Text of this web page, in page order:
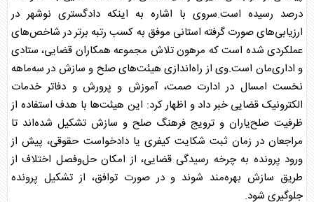
درصد رسیده است.سروی با اشاره به اینکه دادگستری نوشهر در
ارزیابی‌های صورت گرفته استانی موفق به کسب رتبه برتر در شاخص‌های
عملکردی شده است که مرهون تلاش مجموعه همکاران قضایی، ستادی
و اداری‌مان است.وی از راه‌اندازی هیئت‌های صلح و سازش در سه‌ماهه
نخست امسال در ادارت صمت، آموزش و پرورش و دفاتر خدمات
الکترونیک قضایی خبر داد و اظهار کرد: این هیئت‌ها با هدف استفاده از
ظرفیت صلح‌یاران و ترویج فرهنگ صلح و سازش تشکیل شده‌اند تا
مراجعان در زمان ثبت شکایت کیفری یا دادخواست حقوقی، پیش از
ورود پرونده به چرخه رسیدگی قضایی، از امکان حل‌وفصل اختلاف از
طریق سازش بهره‌مند شوند و در صورت توافق، از تشکیل پرونده
جلوگیری شود.